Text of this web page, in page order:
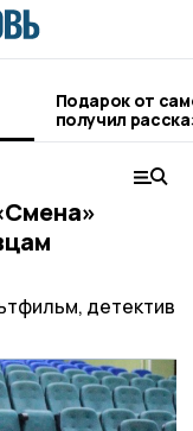
Подарок от
получил
музей
детектив